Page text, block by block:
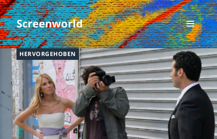
Screenworld
MENÜ
UND
WIDGETS
HERVORGEHOBEN